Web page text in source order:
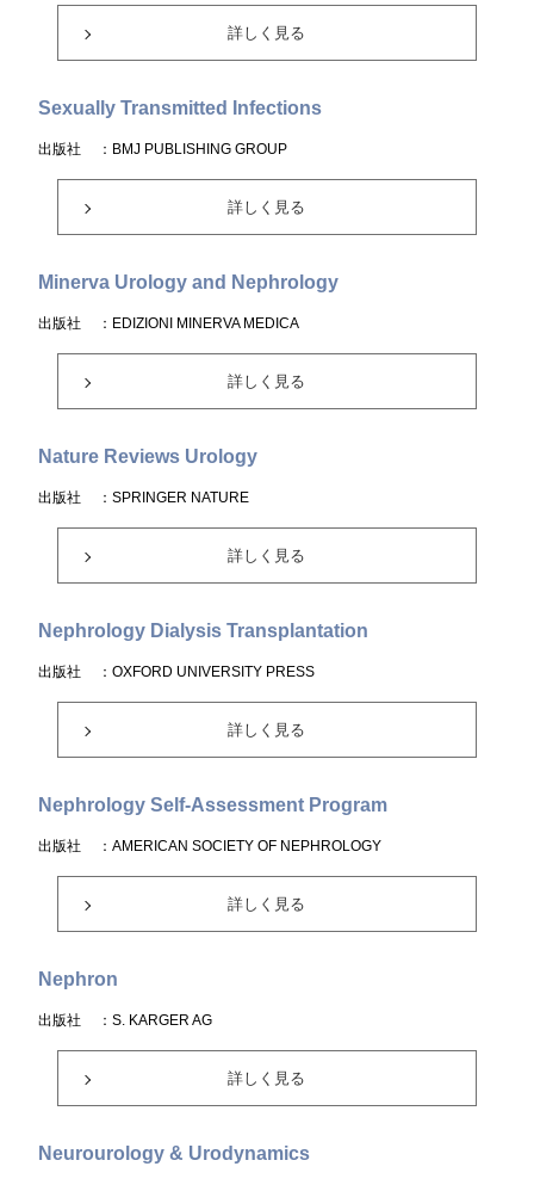
詳しく見る
Sexually Transmitted Infections
出版社 ：BMJ PUBLISHING GROUP
詳しく見る
Minerva Urology and Nephrology
出版社 ：EDIZIONI MINERVA MEDICA
詳しく見る
Nature Reviews Urology
出版社 ：SPRINGER NATURE
詳しく見る
Nephrology Dialysis Transplantation
出版社 ：OXFORD UNIVERSITY PRESS
詳しく見る
Nephrology Self-Assessment Program
出版社 ：AMERICAN SOCIETY OF NEPHROLOGY
詳しく見る
Nephron
出版社 ：S. KARGER AG
詳しく見る
Neurourology & Urodynamics